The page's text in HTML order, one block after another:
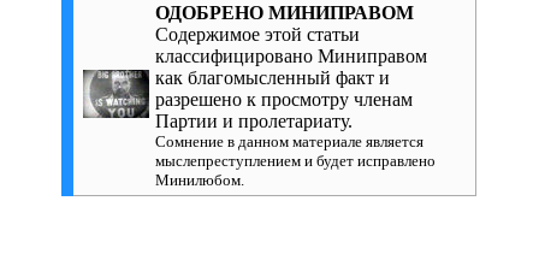
ОДОБРЕНО МИНИПРАВОМ
Содержимое этой статьи
классифицировано Миниправом
как благомысленный факт и
разрешено к просмотру членам
Партии и пролетариату.
Сомнение в данном материале является
мыслепреступлением и будет исправлено
Минилюбом.